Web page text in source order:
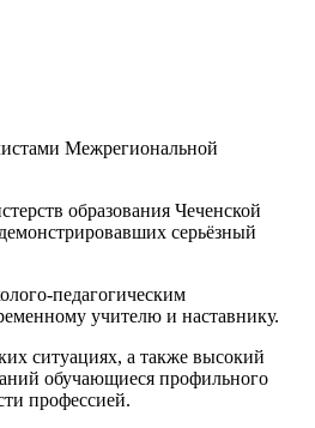
Межрегиональной
образования Чеченской
серьёзный
педагогическим
учителю и наставнику.
ситуациях, а также высокий
обучающиеся профильного
профессией.